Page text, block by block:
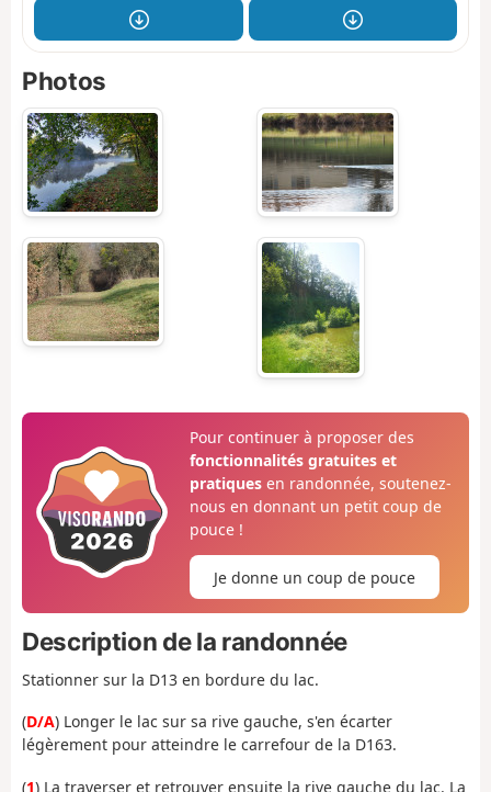
Photos
Pour continuer à proposer des
fonctionnalités gratuites et
pratiquesen randonnée, soutenez-
nous en donnant un petit coup de
pouce !
Je donne un coup de pouce
Description de la randonnée
Stationner sur la D13 en bordure du lac.
(D/A) Longer le lac sur sa rive gauche, s'en écarter
légèrement pour atteindre le carrefour de la D163.
(1) La traverser et retrouver ensuite la rive gauche du lac. La